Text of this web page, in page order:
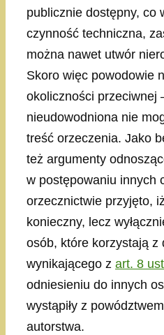
publicznie dostępny, co
czynność techniczna,
można nawet utwór
Skoro więc powodowie
okoliczności
nieudowodniona nie
treść orzeczenia. Jako
też argumenty
w postępowaniu innych
orzecznictwie przyjęto,
konieczny, lecz
osób, które korzystają z
wynikającego z art. 8
odniesieniu do innych
wystąpiły z
autorstwa.